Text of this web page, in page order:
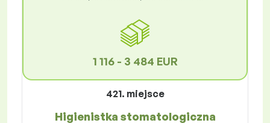
1 116 - 3 484 EUR
421. miejsce
Higienistka stomatologiczna